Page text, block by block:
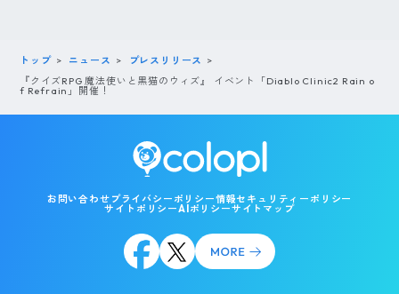
トップ ニュース
プレスリリース
『クイズRPG 魔法使いと黒猫のウィズ』 イベント「Diablo Clinic2 Rain o
f Refrain」開催！
お問い合わせ プライバシーポリシー情報セキュリティーポリシー
サイトポリシーAIポリシーサイトマップ